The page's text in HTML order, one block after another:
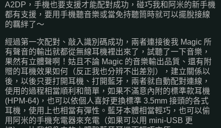
A2DP，手機也要支援才能配對成功，碰巧我和阿米的新手機
都有支援，要用手機聽音樂或當免持聽筒時就可以擺脫接線
的羈絆了～
經過第一次配對、敲入識別碼成功，兩者連接後我 Magic 所
有聲音的輸出就都從無線耳機裡出來了，試聽了一下音樂，
果然有立體聲啊！姑且不論 Magic 的音樂輸出品質、還有附
贈的耳機效果如何（反正我也分辨不出差別），建立關係以
後，以後只要打開耳機、打開藍牙，兩者就自動配對連線，
使用的過程相當順利和簡單，如果不滿意內附的標準款耳機
(HPM-64)，也可以依個人喜好更換標準 3.5mm 接頭的各式
耳機，使用上也相當有彈性。藍牙本體相當輕巧，也可以偷
用阿米的手機充電器來充電（如果可以用 mini-USB 更